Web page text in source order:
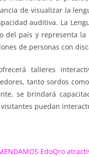
de visualizar la
auditiva. La
del país y representa
de personas con
talleres
tanto sordos
se brindará
puedan
EdoQro